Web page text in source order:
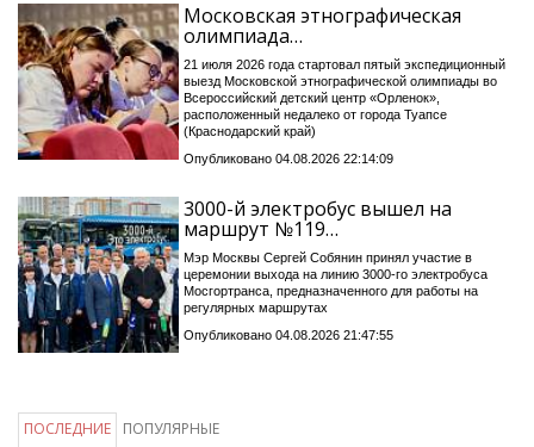
Московская этнографическая
олимпиада…
21 июля 2026 года стартовал пятый экспедиционный
выезд Московской этнографической олимпиады во
Всероссийский детский центр «Орленок»,
расположенный недалеко от города Туапсе
(Краснодарский край)
Опубликовано 04.08.2026 22:14:09
3000-й электробус вышел на
маршрут №119…
Мэр Москвы Сергей Собянин принял участие в
церемонии выхода на линию 3000-го электробуса
Мосгортранса, предназначенного для работы на
регулярных маршрутах
Опубликовано 04.08.2026 21:47:55
ПОСЛЕДНИЕ ПОПУЛЯРНЫЕ